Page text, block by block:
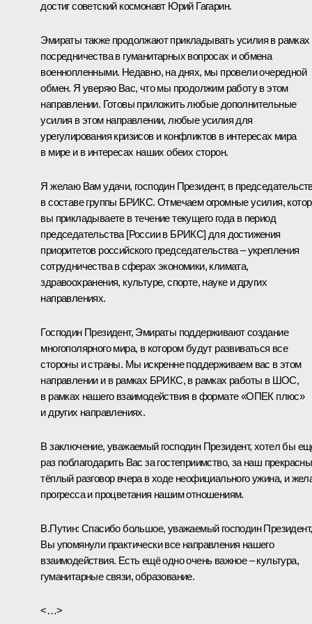
достиг советский космонавт Юрий Гагарин.
Эмираты также продолжают прикладывать усилия в рамках
посредничества в гуманитарных вопросах и обмена
военнопленными. Недавно, на днях, мы провели очередной
обмен. Я уверяю Вас, что мы продолжим работу в этом
направлении. Готовы приложить любые дополнительные
усилия в этом направлении, любые усилия для
урегулирования кризисов и конфликтов в интересах мира
в мире и в интересах наших обеих сторон.
Я желаю Вам удачи, господин Президент, в
в составе группы БРИКС. Отмечаем огромные усилия,
вы прикладываете в течение текущего года в период
председательства [России в БРИКС] для достижения
приоритетов российского председательства – укрепления
сотрудничества в сферах экономики, климата,
здравоохранения, культуре, спорте, науке и других
направлениях.
Господин Президент, Эмираты поддерживают создание
многополярного мира, в котором будут развиваться все
стороны и страны. Мы искренне поддерживаем вас в этом
направлении и в рамках БРИКС, в рамках работы в ШОС,
в рамках нашего взаимодействия в формате «ОПЕК плюс»
и других направлениях.
В заключение, уважаемый господин Президент, хотел бы
раз поблагодарить Вас за гостеприимство, за наш
тёплый разговор вчера в ходе неофициального ужина, и
прогресса и процветания нашим отношениям.
В.Путин: Спасибо большое, уважаемый господин Президент,
Вы упомянули практически все направления нашего
взаимодействия. Есть ещё одно очень важное – культура,
гуманитарные связи, образование.
<…>